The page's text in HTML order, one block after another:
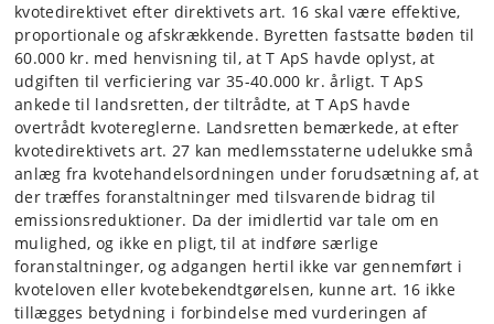
kvotedirektivet efter direktivets art. 16 skal være effektive,
proportionale og afskrækkende. Byretten fastsatte bøden til
60.000 kr. med henvisning til, at T ApS havde oplyst, at
udgiften til verficiering var 35-40.000 kr. årligt. T ApS
ankede til landsretten, der tiltrådte, at T ApS havde
overtrådt kvotereglerne. Landsretten bemærkede, at efter
kvotedirektivets art. 27 kan medlemsstaterne udelukke små
anlæg fra kvotehandelsordningen under forudsætning af, at
der træffes foranstaltninger med tilsvarende bidrag til
emissionsreduktioner. Da der imidlertid var tale om en
mulighed, og ikke en pligt, til at indføre særlige
foranstaltninger, og adgangen hertil ikke var gennemført i
kvoteloven eller kvotebekendtgørelsen, kunne art. 16 ikke
tillægges betydning i forbindelse med vurderingen af